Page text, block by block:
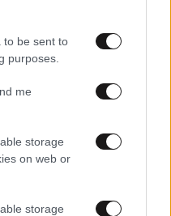
to be sent to
purposes.
me
storage
on web or
storage